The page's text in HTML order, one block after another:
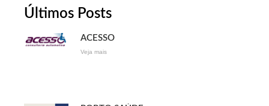
Últimos Posts
ACESSO
Veja mais